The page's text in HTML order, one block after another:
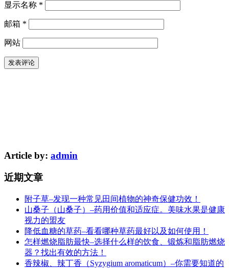
显示名称 *
邮箱 *
网站
Article by: admin
近期文章
附子草–发现一种常见田间植物的神奇保健功效！
山桑子（山桑子）–药用价值和适应症。美味水果是健康
视力的盟友
降低血糖的草药–看看哪种草药最好以及如何使用！
怎样燃烧脂肪最快–选择什么样的饮食、锻炼和脂肪燃烧
器？找出有效的方法！
香辣椒、辣丁香（Syzygium aromaticum）–你需要知道的